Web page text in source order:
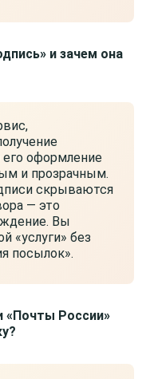
и зачем она
оформление
и прозрачным.
скрываются
— это
Вы
«услуги» без
посылок».
«Почты России»